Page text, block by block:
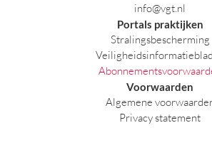
info@vgt.nl
Portals praktijken
Stralingsbescherming
Voorwaarden
Algemene
Privacy statement